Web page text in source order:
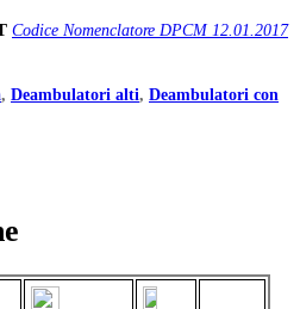
Codice Nomenclatore DPCM 12.01.2017
, Deambulatori alti, Deambulatori con